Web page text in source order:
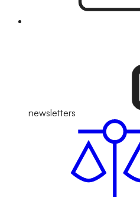
newsletters